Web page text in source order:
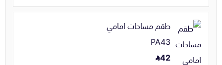
طقم مساحات امامي
PA43
42